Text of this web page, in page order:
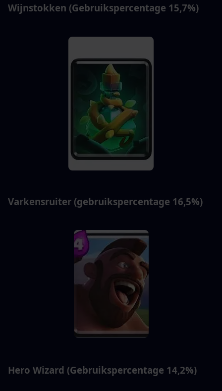
Wijnstokken (Gebruikspercentage 15,7%)
Varkensruiter (gebruikspercentage 16,5%)
Hero Wizard (Gebruikspercentage 14,2%)